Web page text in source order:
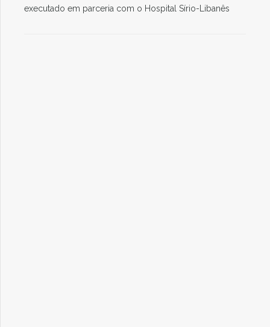
executado em parceria com o Hospital Sírio-Libanês